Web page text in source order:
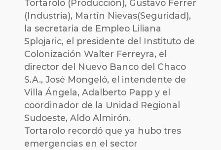
Tortarolo (Producción), Gustavo Ferrer
(Industria), Martín Nievas(Seguridad),
la secretaria de Empleo Liliana
Splojaric, el presidente del Instituto de
Colonización Walter Ferreyra, el
director del Nuevo Banco del Chaco
S.A., José Mongeló, el intendente de
Villa Ángela, Adalberto Papp y el
coordinador de la Unidad Regional
Sudoeste, Aldo Almirón.
Tortarolo recordó que ya hubo tres
emergencias en el sector